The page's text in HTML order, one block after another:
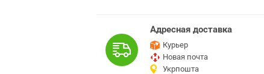
Адресная доставка
Курьер
Новая почта
Укрпошта